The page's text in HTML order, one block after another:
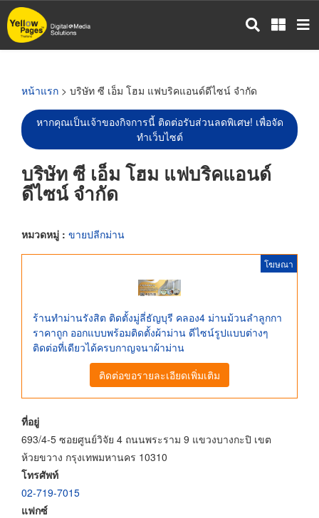
ข้าม
ไป
หน้าแรก > บริษัท ซี เอ็ม โฮม แฟบริคแอนด์ดีไซน์ จำกัด
หากคุณเป็นเจ้าของกิจการนี้ ติดต่อรับส่วนลดพิเศษ! เพื่อจัด
ทำเว็บไซต์
บริษัท ซี เอ็ม โฮม แฟบริคแอนด์
ดีไซน์ จำกัด
หมวดหมู่ : ขายปลีกม่าน
โฆษณา
ร้านทำม่านรังสิต ติดตั้งมู่ลี่ธัญบุรี คลอง4 ม่านม้วนลำลูกกา
ราคาถูก ออกแบบพร้อมติดตั้งผ้าม่าน ดีไซน์รูปแบบต่างๆ
ติดต่อที่เดียวได้ครบกาญจนาผ้าม่าน
ติดต่อขอรายละเอียดเพิ่มเติม
ที่อยู่
693/4-5 ซอยศูนย์วิจัย 4 ถนนพระราม 9 แขวงบางกะปิ เขต
ห้วยขวาง กรุงเทพมหานคร 10310
โทรศัพท์
02-719-7015
แฟกซ์